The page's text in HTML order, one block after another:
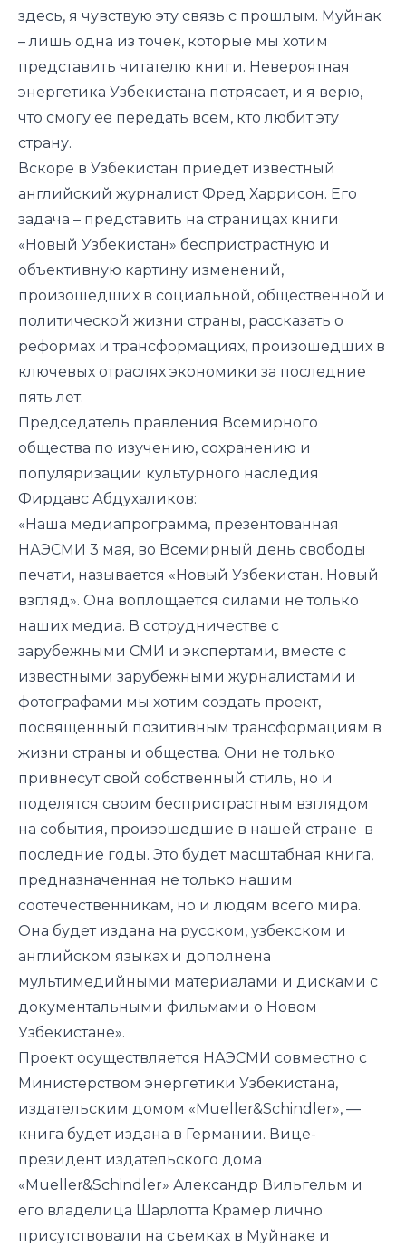
здесь, я чувствую эту связь с прошлым. Муйнак
– лишь одна из точек, которые мы хотим
представить читателю книги. Невероятная
энергетика Узбекистана потрясает, и я верю,
что смогу ее передать всем, кто любит эту
страну.
Вскоре в Узбекистан приедет известный
английский журналист Фред Харрисон. Его
задача – представить на страницах книги
«Новый Узбекистан» беспристрастную и
объективную картину изменений,
произошедших в социальной, общественной и
политической жизни страны, рассказать о
реформах и трансформациях, произошедших в
ключевых отраслях экономики за последние
пять лет.
Председатель правления Всемирного
общества по изучению, сохранению и
популяризации культурного наследия
Фирдавс Абдухаликов:
«Наша медиапрограмма, презентованная
НАЭСМИ 3 мая, во Всемирный день свободы
печати, называется «Новый Узбекистан. Новый
взгляд». Она воплощается силами не только
наших медиа. В сотрудничестве с
зарубежными СМИ и экспертами, вместе с
известными зарубежными журналистами и
фотографами мы хотим создать проект,
посвященный позитивным трансформациям в
жизни страны и общества. Они не только
привнесут свой собственный стиль, но и
поделятся своим беспристрастным взглядом
на события, произошедшие в нашей стране в
последние годы. Это будет масштабная книга,
предназначенная не только нашим
соотечественникам, но и людям всего мира.
Она будет издана на русском, узбекском и
английском языках и дополнена
мультимедийными материалами и дисками с
документальными фильмами о Новом
Узбекистане».
Проект осуществляется НАЭСМИ совместно с
Министерством энергетики Узбекистана,
издательским домом «Mueller&Schindler», —
книга будет издана в Германии. Вице-
президент издательского дома
«Mueller&Schindler» Александр Вильгельм и
его владелица Шарлотта Крамер лично
присутствовали на съемках в Муйнаке и